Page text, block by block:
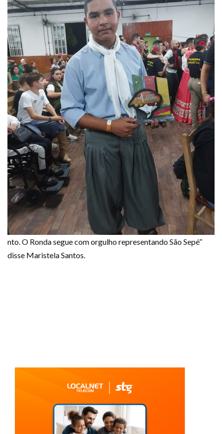
nto. O Ronda segue com orgulho representando São Sepé”
disse Maristela Santos.